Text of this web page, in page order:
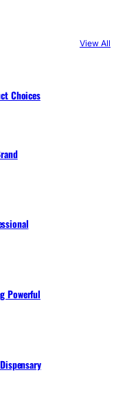
View All
Choices
Powerful